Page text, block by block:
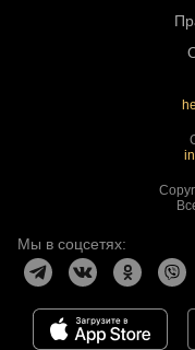
Мы в соцсетях: